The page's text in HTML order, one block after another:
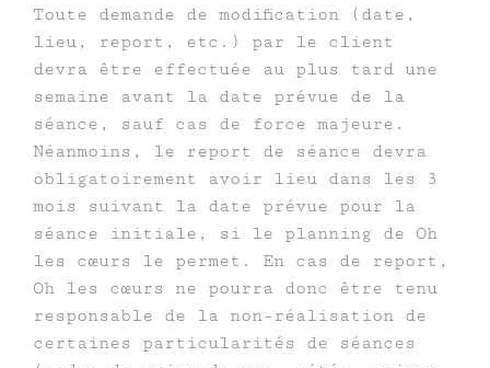
Toute demande de modification (date,
lieu, report, etc.) par le client
devra être effectuée au plus tard une
semaine avant la date prévue de la
séance, sauf cas de force majeure.
Néanmoins, le report de séance devra
obligatoirement avoir lieu dans les 3
mois suivant la date prévue pour la
séance initiale, si le planning de Oh
les cœurs le permet. En cas de report,
Oh les cœurs ne pourra donc être tenu
responsable de la non-réalisation de
certaines particularités de séances